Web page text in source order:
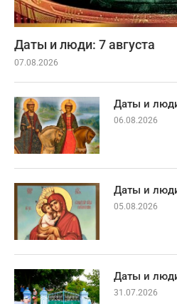
Даты и люди: 7 августа
07.08.2026
Даты и
06.08.2026
Даты и
05.08.2026
Даты и
31.07.2026